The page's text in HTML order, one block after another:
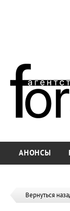
АНОНСЫ
Вернуться